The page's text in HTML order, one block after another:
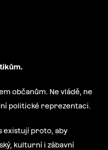
občanům. Ne vládě, ne
politické reprezentaci.
existují proto, aby
kulturní i zábavní